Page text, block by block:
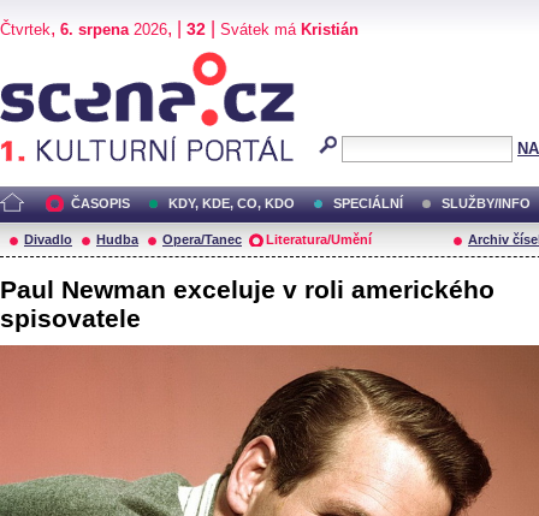
Čtvrtek, 6. srpena2026, | 32 Svátek má Kristián
ČASOPIS KDY, KDE, CO, KDO SPECIÁLNÍ SLUŽBY/INFO
Divadlo Hudba Opera/Tanec Literatura/Umění Archiv
Paul Newman exceluje v roli amerického
spisovatele